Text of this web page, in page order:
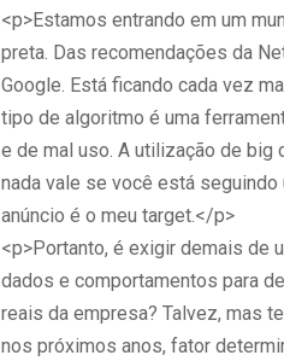
<p>Estamos entrando em um
preta. Das recomendações da
Google. Está ficando cada vez
tipo de algoritmo é uma
e de mal uso. A utilização de big
nada vale se você está
anúncio é o meu target.</p>
<p>Portanto, é exigir demais de
dados e comportamentos para
reais da empresa? Talvez, mas
nos próximos anos, fator